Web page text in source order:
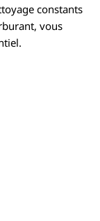
constants
vous